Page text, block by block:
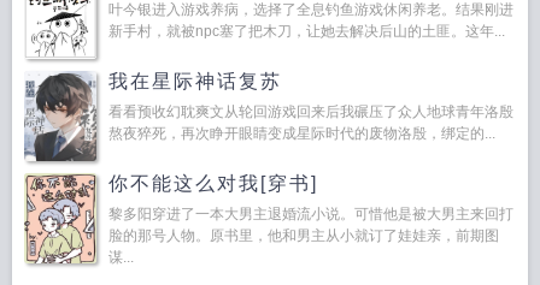
叶今银进入游戏养病，选择了全息钓鱼游戏休闲养老。结果刚进
新手村，就被npc塞了把木刀，让她去解决后山的土匪。这年...
我在星际神话复苏
看看预收幻耽爽文从轮回游戏回来后我碾压了众人地球青年洛殷
熬夜猝死，再次睁开眼睛变成星际时代的废物洛殷，绑定的...
你不能这么对我[穿书]
黎多阳穿进了一本大男主退婚流小说。可惜他是被大男主来回打
脸的那号人物。原书里，他和男主从小就订了娃娃亲，前期图
谋...